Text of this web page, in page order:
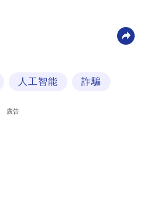
人工智能 詐騙
廣告